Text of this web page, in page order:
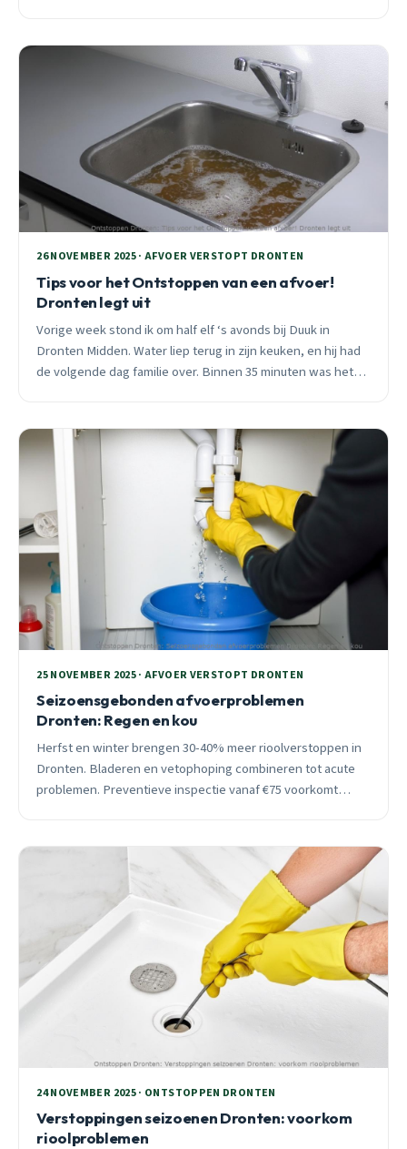
26 NOVEMBER 2025 · AFVOER VERSTOPT DRONTEN
Tips voor het Ontstoppen van een afvoer!
Dronten legt uit
Vorige week stond ik om half elf ‘s avonds bij Duuk in
Dronten Midden. Water liep terug in zijn keuken, en hij had
de volgende dag familie over. Binnen 35 minuten was het
25 NOVEMBER 2025 · AFVOER VERSTOPT DRONTEN
Seizoensgebonden afvoerproblemen
Dronten: Regen en kou
Herfst en winter brengen 30-40% meer rioolverstoppen in
Dronten. Bladeren en vetophoping combineren tot acute
problemen. Preventieve inspectie vanaf €75 voorkomt
24 NOVEMBER 2025 · ONTSTOPPEN DRONTEN
Verstoppingen seizoenen Dronten: voorkom
rioolproblemen